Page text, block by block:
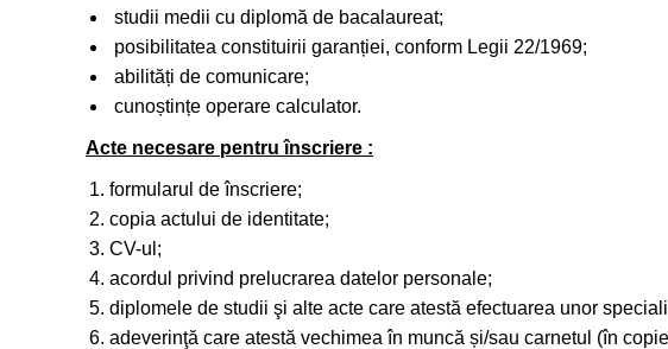
studii medii cu diplomă de bacalaureat;
posibilitatea constituirii garanției, conform Legii 22/1969;
abilități de comunicare;
cunoștințe operare calculator.
Acte necesare pentru înscriere :
formularul de înscriere;
copia actului de identitate;
CV-ul;
acordul privind prelucrarea datelor personale;
diplomele de studii şi alte acte care atestă efectuarea unor
adeverinţă care atestă vechimea în muncă și/sau carnetul (în